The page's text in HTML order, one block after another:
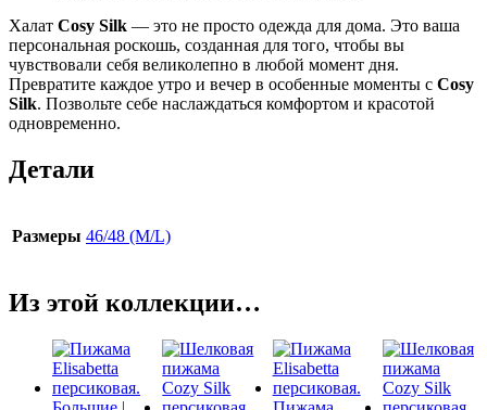
Халат Cosy Silk — это не просто одежда для дома. Это ваша
персональная роскошь, созданная для того, чтобы вы
чувствовали себя великолепно в любой момент дня.
Превратите каждое утро и вечер в особенные моменты с Cosy
Silk. Позвольте себе наслаждаться комфортом и красотой
одновременно.
Детали
Размеры 46/48 (M/L)
Из этой коллекции…